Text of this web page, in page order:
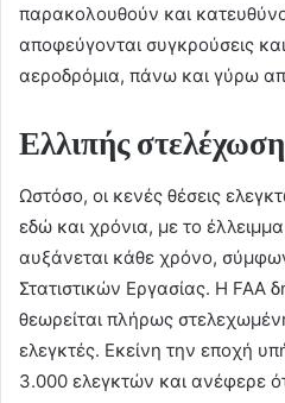
παρακολουθούν και
αποφεύγονται συγκρούσεις
αεροδρόμια, πάνω και γύρω
Ελλιπής στελέχωση
Ωστόσο, οι κενές θέσεις
εδώ και χρόνια, με το
αυξάνεται κάθε χρόνο,
Στατιστικών Εργασίας. Η FAA
θεωρείται πλήρως
ελεγκτές. Εκείνη την εποχή
3.000 ελεγκτών και ανέφερε